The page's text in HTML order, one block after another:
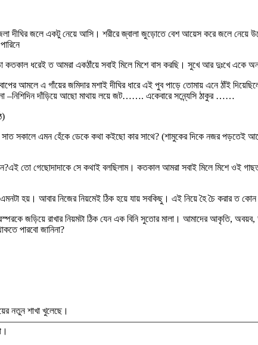
জলে একটু নেয়ে আসি। শরীরে জ্বালা জুড়োতে বেশ আয়েস করে জলে নেয়ে উঠে
ধরেই ত আমরা একঠাঁয়ে সবাই মিলে মিশে বাস করছি। সুখে আর দুঃখে একে
আমলে এ গাঁয়ের জমিদার মশাই দীঘির ধারে এই পুব পাড়ে তোমায় এনে ঠাঁই
–নিশিদিন দাঁড়িয়ে আছো মাথায় লয়ে জট……. একেবারে সন্ন্যেসি ঠাকুর ……
সাত সকালে এমন হেঁকে ডেকে কথা কইছো কার সাথে? (শামুকের দিকে নজর পড়তেই
তো গেছোদাদাকে সে কথাই বলছিলাম। কতকাল আমরা সবাই মিলে মিশে ওই
হয়। আবার নিজের নিয়মেই ঠিক হয়ে যায় সবকিছু। এই নিয়ে হৈ চৈ করার ত কোন
জড়িয়ে রাখার নিয়মটা ঠিক যেন এক বিনি সুতোর মালা। আমাদের আকৃতি,
পারবো জানিনা?
নতুন শাখা খুলেছে।